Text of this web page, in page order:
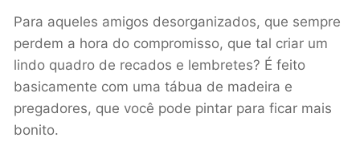
Para aqueles amigos desorganizados, que sempre
perdem a hora do compromisso, que tal criar um
lindo quadro de recados e lembretes? É feito
basicamente com uma tábua de madeira e
pregadores, que você pode pintar para ficar mais
bonito.